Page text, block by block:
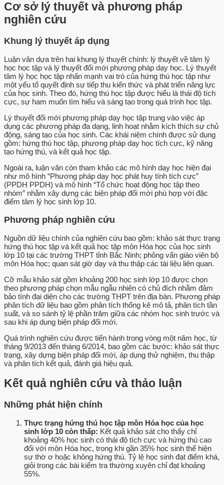
Cơ sở lý thuyết và phương pháp
nghiên cứu
Khung lý thuyết áp dụng
Luận văn dựa trên hai khung lý thuyết chính: lý thuyết về tâm lý
học học tập và lý thuyết đổi mới phương pháp dạy học. Lý thuyết
tâm lý học học tập nhấn mạnh vai trò của hứng thú học tập như
một yếu tố quyết định sự tiếp thu kiến thức và phát triển năng lực
của học sinh. Theo đó, hứng thú học tập được hiểu là thái độ tích
cực, sự ham muốn tìm hiểu và sáng tạo trong quá trình học tập.
Lý thuyết đổi mới phương pháp dạy học tập trung vào việc áp
dụng các phương pháp đa dạng, linh hoạt nhằm kích thích sự chủ
động, sáng tạo của học sinh. Các khái niệm chính được sử dụng
gồm: hứng thú học tập, phương pháp dạy học tích cực, kỹ năng
tạo hứng thú, và kết quả học tập.
Ngoài ra, luận văn còn tham khảo các mô hình dạy học hiện đại
như mô hình “Phương pháp dạy học phát huy tính tích cực”
(PPDH PPDH) và mô hình “Tổ chức hoạt động học tập theo
nhóm” nhằm xây dựng các biện pháp đổi mới phù hợp với đặc
điểm tâm lý học sinh lớp 10.
Phương pháp nghiên cứu
Nguồn dữ liệu chính của nghiên cứu bao gồm: khảo sát thực trạng
hứng thú học tập và kết quả học tập môn Hóa học của học sinh
lớp 10 tại các trường THPT tỉnh Bắc Ninh; phỏng vấn giáo viên bộ
môn Hóa học; quan sát giờ dạy và thu thập các tài liệu liên quan.
Cỡ mẫu khảo sát gồm khoảng 200 học sinh lớp 10 được chọn
theo phương pháp chọn mẫu ngẫu nhiên có chủ đích nhằm đảm
bảo tính đại diện cho các trường THPT trên địa bàn. Phương pháp
phân tích dữ liệu bao gồm phân tích thống kê mô tả, phân tích tần
suất, và so sánh tỷ lệ phần trăm giữa các nhóm học sinh trước và
sau khi áp dụng biện pháp đổi mới.
Quá trình nghiên cứu được tiến hành trong vòng một năm học, từ
tháng 9/2013 đến tháng 6/2014, bao gồm các bước: khảo sát thực
trạng, xây dựng biện pháp đổi mới, áp dụng thử nghiệm, thu thập
và phân tích kết quả, đánh giá hiệu quả.
Kết quả nghiên cứu và thảo luận
Những phát hiện chính
Thực trạng hứng thú học tập môn Hóa học của học
sinh lớp 10 còn thấp: Kết quả khảo sát cho thấy chỉ
khoảng 40% học sinh có thái độ tích cực và hứng thú cao
đối với môn Hóa học, trong khi gần 35% học sinh thể hiện
sự thờ ơ hoặc không hứng thú. Tỷ lệ học sinh đạt điểm khá,
giỏi trong các bài kiểm tra thường xuyên chỉ đạt khoảng
55%.